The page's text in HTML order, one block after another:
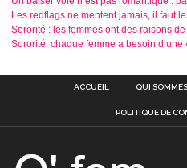
Les redflags ne mentent jamais, il faut
Sororité : les femmes ont des raisons
Sororité: chaque femme a besoin
ACCUEIL QUI
POLITIQUE DE